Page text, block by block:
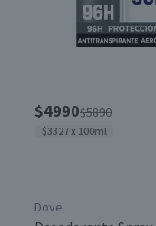
$4990$5890
$3327 x 100ml
Dove